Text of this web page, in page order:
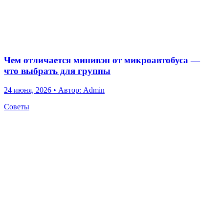
Чем отличается минивэн от микроавтобуса —
что выбрать для группы
24 июня, 2026 • Автор: Admin
Советы